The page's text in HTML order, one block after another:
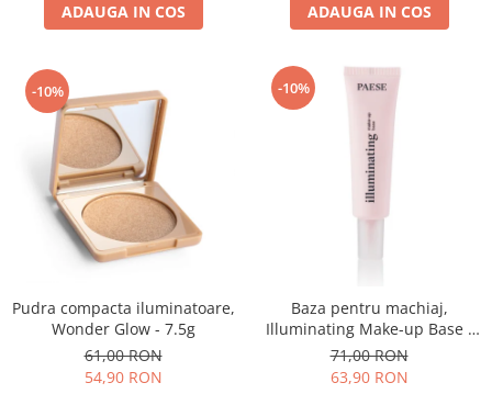
ADAUGA IN COS ADAUGA IN COS
-10%
Pudra compacta iluminatoare,
Wonder Glow - 7.5g
61,00 RON
54,90 RON
-10%
Baza pentru machiaj,
Illuminating Make-up Base -
30ml
71,00 RON
63,90 RON